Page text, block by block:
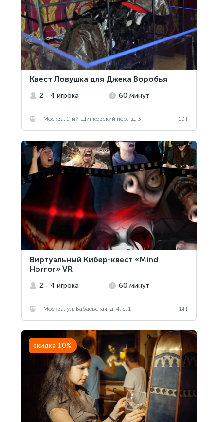
Квест Ловушка для Джека Воробья
2 - 4 игрока 60 минут
г. Москва, 1-ый Щипковский пер., д. 3 10+
Виртуальный Кибер-квест «Mind
Horror» VR
2 - 4 игрока 60 минут
г. Москва, ул. Бабаевская, д. 4, с. 1 14+
скидка 10%